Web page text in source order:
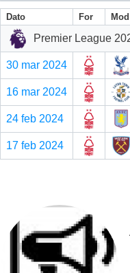
Dato For Mod
Premier League
30 mar 2024
16 mar 2024
24 feb 2024
17 feb 2024